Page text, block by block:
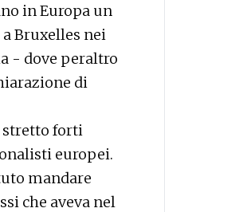
in Europa un
Bruxelles nei
- dove peraltro
di
stretto forti
europei.
mandare
che aveva nel